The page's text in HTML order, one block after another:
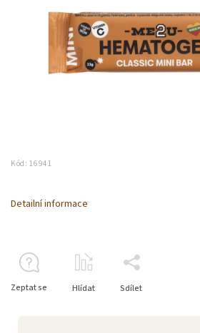
Kód: 16941
Detailní informace
Zeptat se Hlídat Sdílet